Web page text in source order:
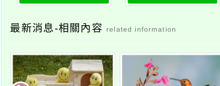
最新消息-相關內容 related information